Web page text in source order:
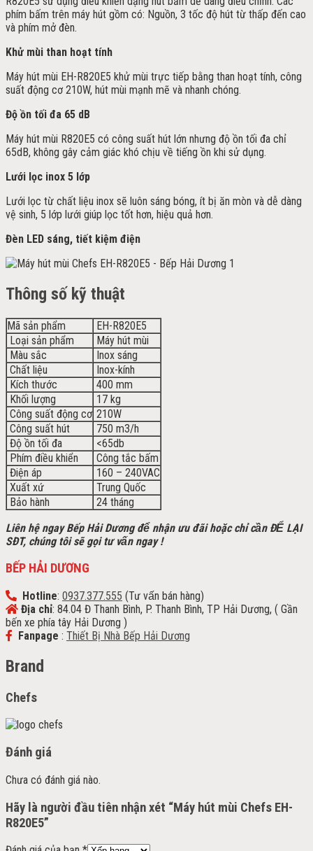
phím bấm trên máy hút gồm có: Nguồn, 3 tốc độ hút từ thấp đến cao
và phím mở đèn.
Khử mùi than hoạt tính
Máy hút mùi EH-R820E5 khử mùi trực tiếp bằng than hoạt tính, công
suất động cơ 210W, hút mùi mạnh mẽ và nhanh chóng.
Độ ồn tối đa 65 dB
Máy hút mùi R820E5 có công suất hút lớn nhưng độ ồn tối đa chỉ
65dB, không gây cảm giác khó chịu về tiếng ồn khi sử dụng.
Lưới lọc inox 5 lớp
Lưới lọc từ chất liệu inox sẽ luôn sáng bóng, ít bị ăn mòn và dễ dàng
vệ sinh, 5 lớp lưới giúp lọc tốt hơn, hiệu quả hơn.
Đèn LED sáng, tiết kiệm điện
Thông số kỹ thuật
Mã sản phẩm
EH-R820E5
Loại sản phẩm
Máy hút mùi
Màu sắc
Inox sáng
Chất liệu
Inox-kính
Kích thước
400 mm
Khối lượng
17 kg
Công suất động cơ 210W
Công suất hút
750 m3/h
Độ ồn tối đa
<65db
Phím điều khiển
Công tắc bấm
Điện áp
160 – 240VAC
Xuất xứ
Trung Quốc
Bảo hành
24 tháng
Liên hệ ngay Bếp Hải Dương để nhận ưu đãi hoặc chỉ cần ĐỂ LẠI
SĐT, chúng tôi sẽ gọi tư vấn ngay !
BẾP HẢI DƯƠNG
Hotline: 0937.377.555 (Tư vấn bán hàng)
Địa chỉ: 84.04 Đ Thanh Bình, P. Thanh Bình, TP Hải Dương, ( Gần
bến xe phía tây Hải Dương )
Fanpage : Thiết Bị Nhà Bếp Hải Dương
Brand
Chefs
Đánh giá
Chưa có đánh giá nào.
Hãy là người đầu tiên nhận xét “Máy hút mùi Chefs EH-
R820E5”